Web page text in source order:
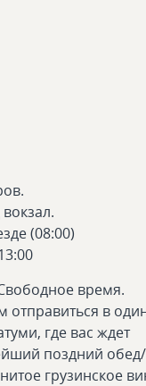
(08:00)
время.
отправиться в
где вас ждет
поздний обед/
грузинское